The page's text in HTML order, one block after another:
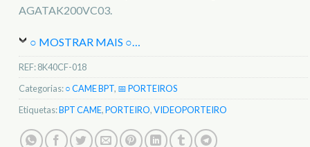
AGATAK200VC03.
○ MOSTRAR MAIS ○
REF:8K40CF-018
Categorias:○ CAME BPT, 📅 PORTEIROS
Etiquetas:BPT CAME,PORTEIRO,VIDEOPORTEIRO